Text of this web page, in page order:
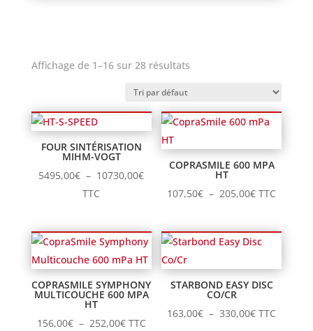
Affichage de 1–16 sur 28 résultats
FOUR SINTÉRISATION
MIHM-VOGT
5495,00€ – 10730,00€Plage
5495,00€
à
10730,00€
TTC
COPRASMILE 600 MPA
HT
107,50€ – 205,00€Plage
prix :
107,50€
205,00€
TTC
COPRASMILE SYMPHONY
MULTICOUCHE 600 MPA
HT
156,00€ – 252,00€Plage
TTC
STARBOND EASY DISC
CO/CR
163,00€ – 330,00€Plage
TTC